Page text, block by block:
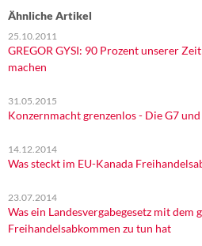
Ähnliche Artikel
25.10.2011
GREGOR GYSI: 90 Prozent unserer
machen
31.05.2015
Konzernmacht grenzenlos - Die G7
14.12.2014
Was steckt im EU-Kanada
23.07.2014
Was ein Landesvergabegesetz mit dem
Freihandelsabkommen zu tun hat